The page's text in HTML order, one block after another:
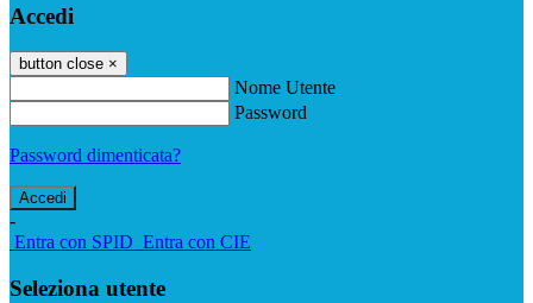
Accedi
button close ×
Nome Utente
Password
Password dimenticata?
-
Entra con SPID Entra con CIE
Seleziona utente